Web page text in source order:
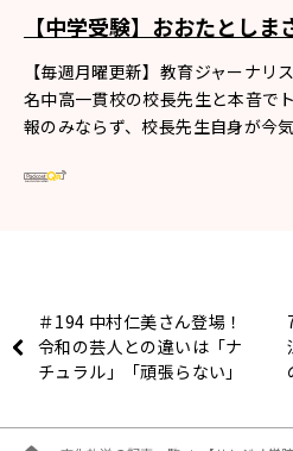
【中学受験】おおたとしま
【毎週月曜更新】教育ジャーナリ
名中高一貫校の校長先生と本音で
報のみならず、校長先生自身が今
＃194 中村仁美さん登場！
令和の芸人との違いは「ナ
チュラル」「頑張らない」